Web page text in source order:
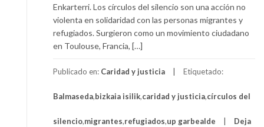
Enkarterri. Los círculos del silencio son una acción no
violenta en solidaridad con las personas migrantes y
refugiados. Surgieron como un movimiento ciudadano
en Toulouse, Francia, […]
Publicado en: Caridad y justicia Etiquetado:
Balmaseda,bizkaia isilik,caridad y justicia,círculos del
silencio,migrantes,refugiados,up garbealde Deja